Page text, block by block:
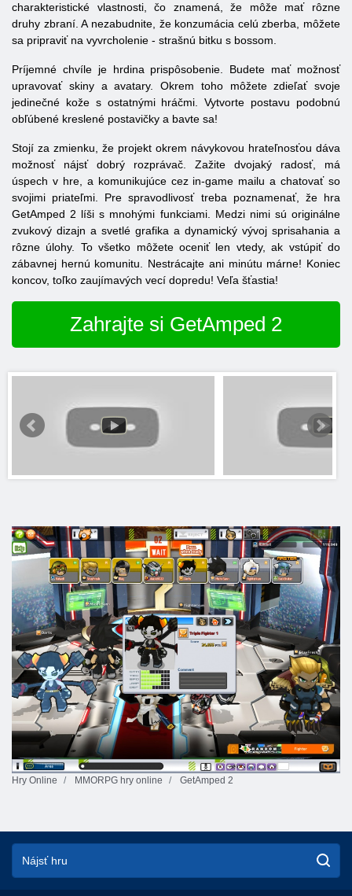
charakteristické vlastnosti, čo znamená, že môže mať rôzne
druhy zbraní. A nezabudnite, že konzumácia celú zberba, môžete
sa pripraviť na vyvrcholenie - strašnú bitku s bossom.
Príjemné chvíle je hrdina prispôsobenie. Budete mať možnosť
upravovať skiny a avatary. Okrem toho môžete zdieľať svoje
jedinečné kože s ostatnými hráčmi. Vytvorte postavu podobnú
obľúbené kreslené postavičky a bavte sa!
Stojí za zmienku, že projekt okrem návykovou hrateľnosťou dáva
možnosť nájsť dobrý rozprávač. Zažite dvojaký radosť, má
úspech v hre, a komunikujúce cez in-game mailu a chatovať so
svojimi priateľmi. Pre spravodlivosť treba poznamenať, že hra
GetAmped 2 líši s mnohými funkciami. Medzi nimi sú originálne
zvukový dizajn a svetlé grafika a dynamický vývoj sprisahania a
rôzne úlohy. To všetko môžete oceniť len vtedy, ak vstúpiť do
zábavnej hernú komunitu. Nestrácajte ani minútu márne! Koniec
koncov, toľko zaujímavých vecí dopredu! Veľa šťastia!
Zahrajte si GetAmped 2
Hry Online MMORPG hry online GetAmped 2